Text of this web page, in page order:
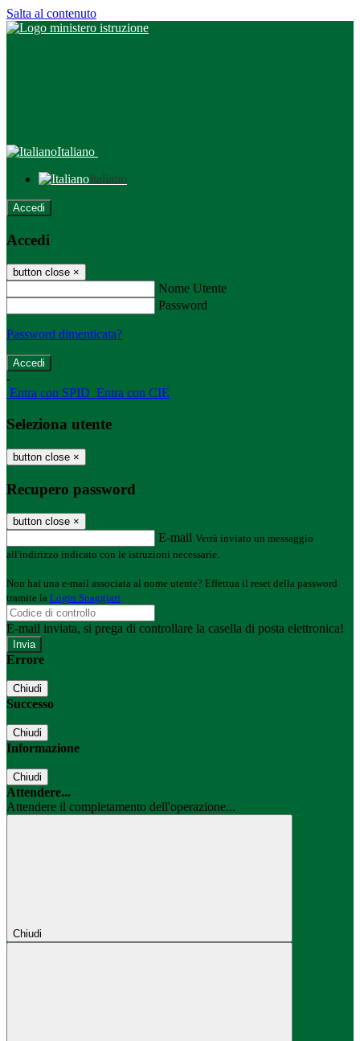
Salta al contenuto
Italiano
Italiano
Accedi
Accedi
button close ×
Nome Utente
Password
Password dimenticata?
-
Entra con SPID Entra con CIE
Seleziona utente
button close ×
Recupero password
button close ×
E-mail Verrà inviato un messaggio
all'indirizzo indicato con le istruzioni necessarie.
Non hai una e-mail associata al nome utente? Effettua il reset della password
tramite la Login Spaggiari
E-mail inviata, si prega di controllare la casella di posta elettronica!
Errore
Chiudi
Successo
Chiudi
Informazione
Chiudi
Attendere...
Attendere il completamento dell'operazione...
Chiudi